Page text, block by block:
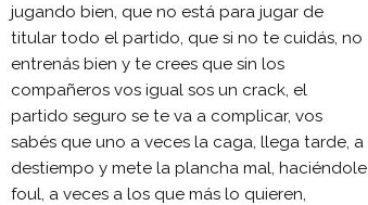
jugando bien, que no está para jugar de
titular todo el partido, que si no te cuidás, no
entrenás bien y te crees que sin los
compañeros vos igual sos un crack, el
partido seguro se te va a complicar, vos
sabés que uno a veces la caga, llega tarde, a
destiempo y mete la plancha mal, haciéndole
foul, a veces a los que más lo quieren,